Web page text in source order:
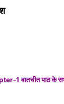
बातचीत पाठ के सभी